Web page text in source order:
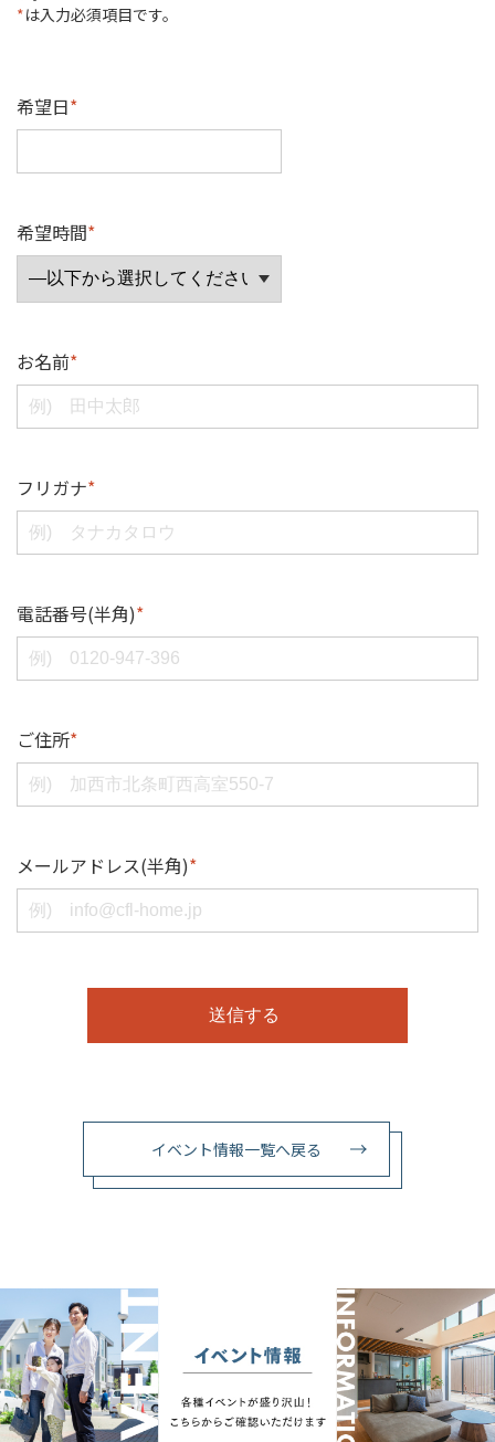
*は入力必須項目です。
希望日*
希望時間*
お名前*
フリガナ*
電話番号(半角)*
ご住所*
メールアドレス(半角)*
イベント情報一覧へ戻る